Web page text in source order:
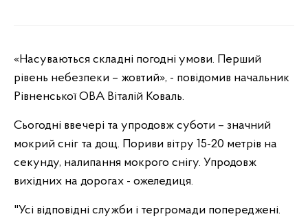
«Насуваються складні погодні умови. Перший
рівень небезпеки – жовтий», - повідомив начальник
Рівненської ОВА Віталій Коваль.
Сьогодні ввечері та упродовж суботи – значний
мокрий сніг та дощ. Пориви вітру 15-20 метрів на
секунду, налипання мокрого снігу. Упродовж
вихідних на дорогах - ожеледиця.
"Усі відповідні служби і тергромади попереджені.